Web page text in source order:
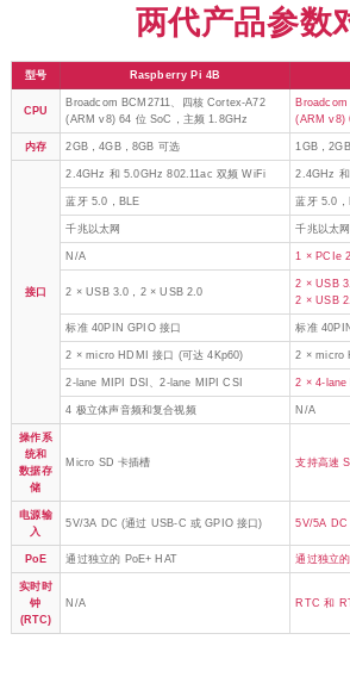
两代产品参数
型号 Raspberry Pi 4B
CPU
Broadcom BCM2711、四核 Cortex-A72
(ARM v8) 64 位 SoC，主频 1.8GHz
(ARM v8)
内存 2GB，4GB，8GB 可选 1GB，
接口
2.4GHz 和 5.0GHz 802.11ac 双频 WiFi 2.4GHz
蓝牙 5.0，BLE 蓝牙 5.0，
千兆以太网 千兆以太网
N/A 1 × PCIe
2 × USB 3.0，2 × USB 2.0
2 × USB
2 × USB
标准 40PIN GPIO 接口 标准
2 × micro HDMI 接口 (可达 4Kp60) 2 × micro
2-lane MIPI DSI、2-lane MIPI CSI 2 × 4-
4 极立体声音频和复合视频 N/A
操作系
统和
数据存
储
Micro SD 卡插槽 支持高速
电源输
入
5V/3A DC (通过 USB-C 或 GPIO 接口) 5V/5A DC
PoE 通过独立的 PoE+ HAT 通过独立
实时时
钟
(RTC)
N/A RTC 和